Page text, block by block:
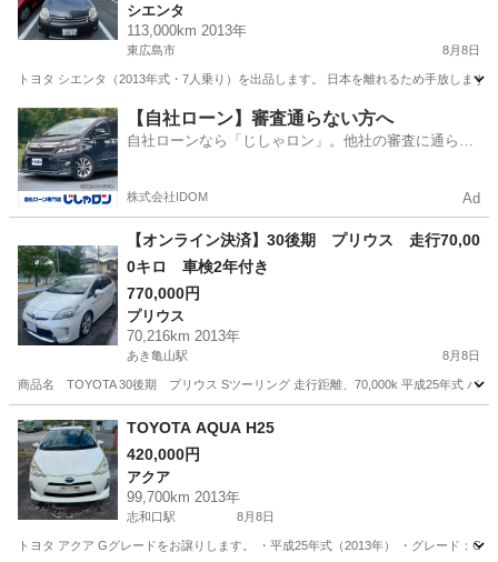
シエンタ
113,000km 2013年
東広島市 8月8日
トヨタ シエンタ（2013年式・7人乗り）を出品します。 日本を離れるため手放しま
広島 東広島市 シエンタ
【自社ローン】審査通らない方へ
自社ローンなら「じしゃロン」。他社の審査に通らな
株式会社IDOM Ad
【オンライン決済】30後期 プリウス 走行70,00
0キロ 車検2年付き
770,000円
プリウス
70,216km 2013年
あき亀山駅 8月8日
商品名 TOYOTA 30後期 プリウス Sツーリング 走行距離、70,000k 平成25年式 パ
広島 広島市
TOYOTA AQUA H25
420,000円
アクア
99,700km 2013年
志和口駅 8月8日
トヨタ アクア Gグレードをお譲りします。 ・平成25年式（2013年） ・グレード：G